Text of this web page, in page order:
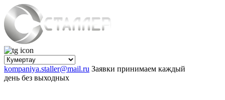
kompaniya.staller@mail.ru Заявки принимаем каждый
день без выходных